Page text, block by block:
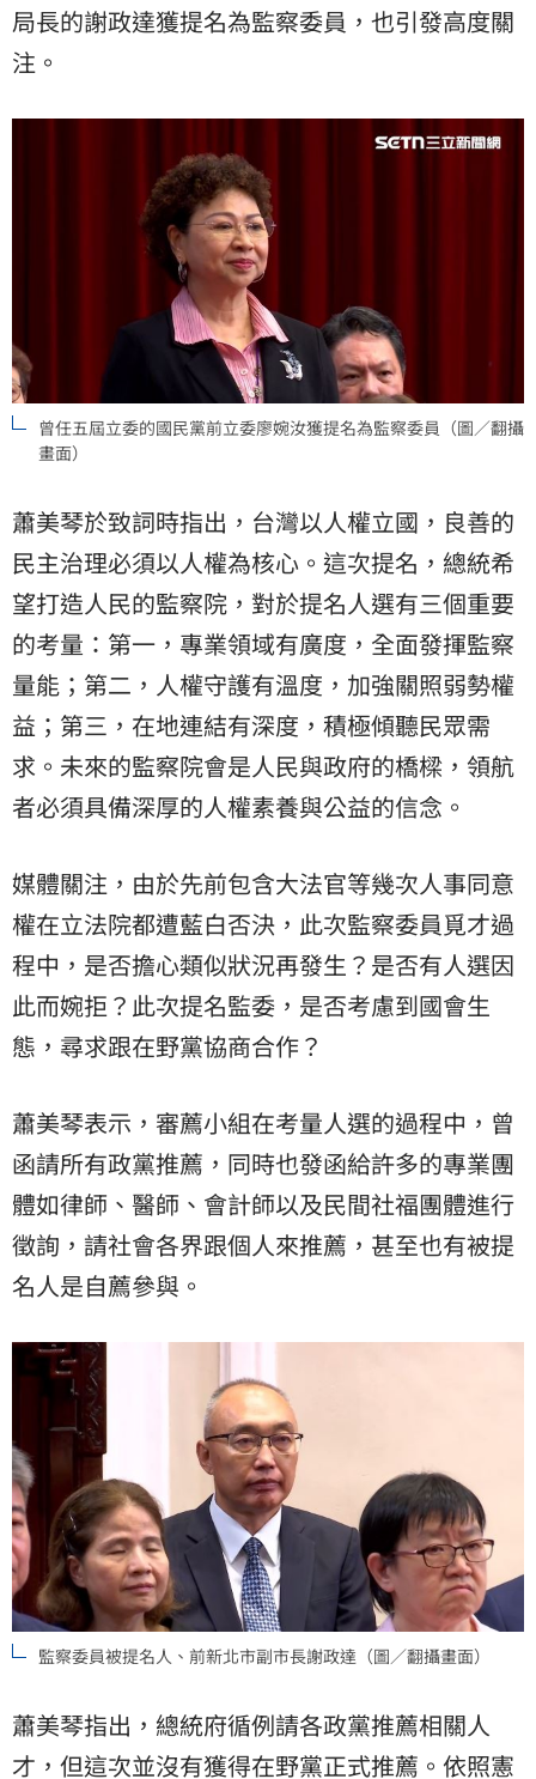
局長的謝政達獲提名為監察委員，也引發高度關
注。
曾任五屆立委的國民黨前立委廖婉汝獲提名為監察委員（圖／翻攝
畫面）
蕭美琴於致詞時指出，台灣以人權立國，良善的
民主治理必須以人權為核心。這次提名，總統希
望打造人民的監察院，對於提名人選有三個重要
的考量：第一，專業領域有廣度，全面發揮監察
量能；第二，人權守護有溫度，加強關照弱勢權
益；第三，在地連結有深度，積極傾聽民眾需
求。未來的監察院會是人民與政府的橋樑，領航
者必須具備深厚的人權素養與公益的信念。
媒體關注，由於先前包含大法官等幾次人事同意
權在立法院都遭藍白否決，此次監察委員覓才過
程中，是否擔心類似狀況再發生？是否有人選因
此而婉拒？此次提名監委，是否考慮到國會生
態，尋求跟在野黨協商合作？
蕭美琴表示，審薦小組在考量人選的過程中，曾
函請所有政黨推薦，同時也發函給許多的專業團
體如律師、醫師、會計師以及民間社福團體進行
徵詢，請社會各界跟個人來推薦，甚至也有被提
名人是自薦參與。
監察委員被提名人、前新北市副市長謝政達（圖／翻攝畫面）
蕭美琴指出，總統府循例請各政黨推薦相關人
才，但這次並沒有獲得在野黨正式推薦。依照憲